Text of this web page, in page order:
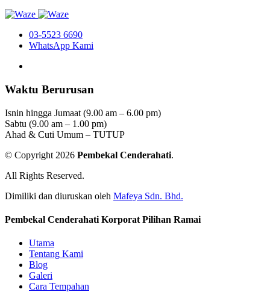
03-5523 6690
WhatsApp Kami
Waktu Berurusan
Isnin hingga Jumaat (9.00 am – 6.00 pm)
Sabtu (9.00 am – 1.00 pm)
Ahad & Cuti Umum – TUTUP
© Copyright 2026 Pembekal Cenderahati.
All Rights Reserved.
Dimiliki dan diuruskan oleh Mafeya Sdn. Bhd.
Pembekal Cenderahati Korporat Pilihan Ramai
Utama
Tentang Kami
Blog
Galeri
Cara Tempahan